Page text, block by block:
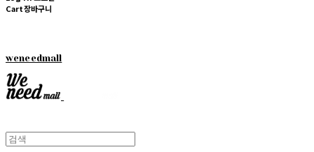
Cart장바구니
weneedmall